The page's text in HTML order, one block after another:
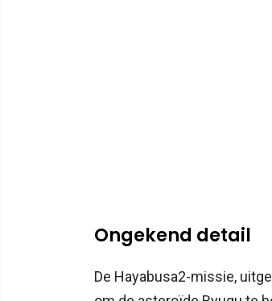
Ongekend detail
De Hayabusa2-missie,